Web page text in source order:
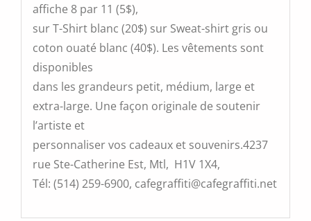
affiche 8 par 11 (5$),
sur T-Shirt blanc (20$) sur Sweat-shirt gris ou
coton ouaté blanc (40$). Les vêtements sont
disponibles
dans les grandeurs petit, médium, large et
extra-large. Une façon originale de soutenir
l’artiste et
personnaliser vos cadeaux et souvenirs.4237
rue Ste-Catherine Est, Mtl, H1V 1X4,
Tél: (514) 259-6900, cafegraffiti@cafegraffiti.net